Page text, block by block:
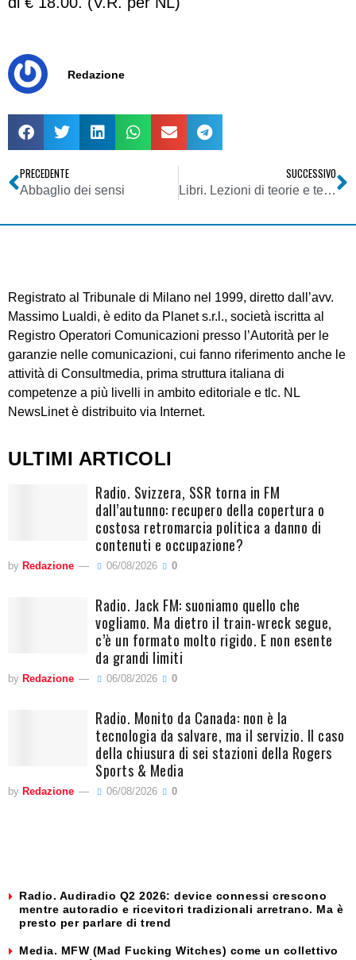
Redazione
PRECEDENTE
Abbaglio dei sensi
SUCCESSIVO
Libri. Lezioni di teorie e tecniche del giornalismo
Registrato al Tribunale di Milano nel 1999, diretto dall’avv.
Massimo Lualdi, è edito da Planet s.r.l., società iscritta al
Registro Operatori Comunicazioni presso l’Autorità per le
garanzie nelle comunicazioni, cui fanno riferimento anche le
attività di Consultmedia, prima struttura italiana di
competenze a più livelli in ambito editoriale e tlc. NL
NewsLinet è distribuito via Internet.
ULTIMI ARTICOLI
Radio. Svizzera, SSR torna in FM
dall’autunno: recupero della copertura o
costosa retromarcia politica a danno di
contenuti e occupazione?
by Redazione 06/08/2026 0
Radio. Jack FM: suoniamo quello che
vogliamo. Ma dietro il train-wreck segue,
c’è un formato molto rigido. E non esente
da grandi limiti
by Redazione 06/08/2026 0
Radio. Monito da Canada: non è la
tecnologia da salvare, ma il servizio. Il caso
della chiusura di sei stazioni della Rogers
Sports & Media
by Redazione 06/08/2026 0
Radio. Audiradio Q2 2026: device connessi crescono
mentre autoradio e ricevitori tradizionali arretrano. Ma è
presto per parlare di trend
Media. MFW (Mad Fucking Witches) come un collettivo